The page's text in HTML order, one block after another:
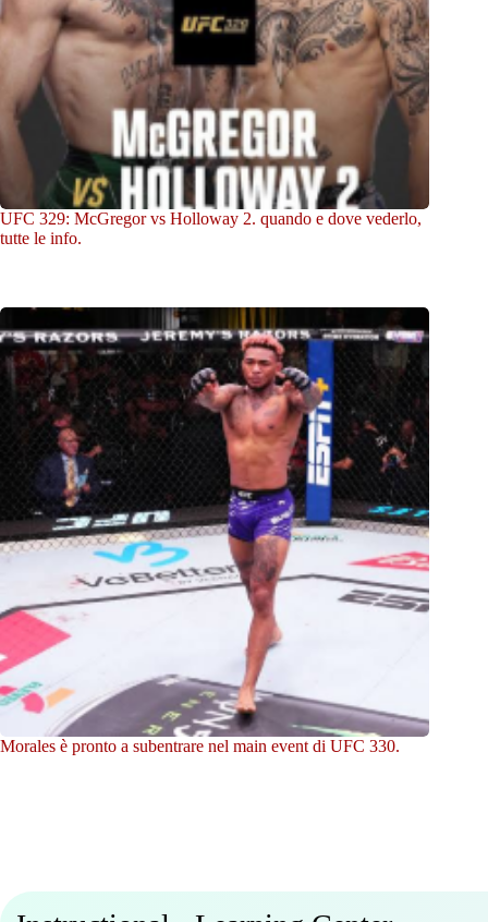
UFC 329: McGregor vs Holloway 2. quando e dove vederlo,
tutte le info.
Morales è pronto a subentrare nel main event di UFC 330.